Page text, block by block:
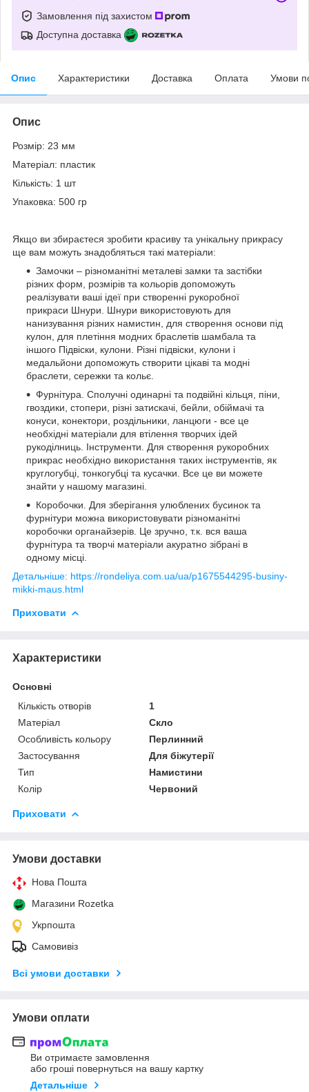
Замовлення під захистом
Доступна доставка
Опис Характеристики Доставка Оплата Умови
Опис
Розмір: 23 мм
Матеріал: пластик
Кількість: 1 шт
Упаковка: 500 гр
Якщо ви збираєтеся зробити красиву та унікальну прикрасу
ще вам можуть знадобляться такі матеріали:
Замочки – різноманітні металеві замки та застібки
різних форм, розмірів та кольорів допоможуть
реалізувати ваші ідеї при створенні рукоробної
прикраси Шнури. Шнури використовують для
нанизування різних намистин, для створення основи під
кулон, для плетіння модних браслетів шамбала та
іншого Підвіски, кулони. Різні підвіски, кулони і
медальйони допоможуть створити цікаві та модні
браслети, сережки та кольє.
Фурнітура. Сполучні одинарні та подвійні кільця, піни,
гвоздики, стопери, різні затискачі, бейли, обіймачі та
конуси, конектори, роздільники, ланцюги - все це
необхідні матеріали для втілення творчих ідей
рукоділниць. Інструменти. Для створення рукоробних
прикрас необхідно використання таких інструментів, як
круглогубці, тонкогубці та кусачки. Все це ви можете
знайти у нашому магазині.
Коробочки. Для зберігання улюблених бусинок та
фурнітури можна використовувати різноманітні
коробочки органайзерів. Це зручно, т.к. вся ваша
фурнітура та творчі матеріали акуратно зібрані в
одному місці.
Детальніше: https://rondeliya.com.ua/ua/p1675544295-businy-
mikki-maus.html
Приховати
Характеристики
Основні
Кількість отворів
1
Матеріал
Скло
Особливість кольору
Перлинний
Застосування
Для біжутерії
Тип
Намистини
Колір
Червоний
Приховати
Умови доставки
Нова Пошта
Магазини Rozetka
Укрпошта
Самовивіз
Всі умови доставки
Умови оплати
Ви отримаєте замовлення
або гроші повернуться на вашу картку
Детальніше